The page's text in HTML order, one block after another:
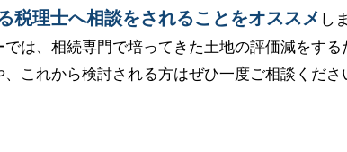
税理士へ相談をされることをオススメ し
は、相続専門で培ってきた土地の評価減をす
これから検討される方はぜひ一度ご相談くださ